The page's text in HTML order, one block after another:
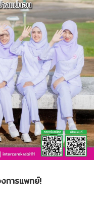
การแพทย์!